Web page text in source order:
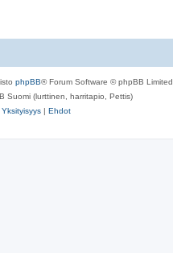
phpBB® Forum Software © phpBB Limited
Suomi (lurttinen, harritapio, Pettis)
Yksityisyys | Ehdot